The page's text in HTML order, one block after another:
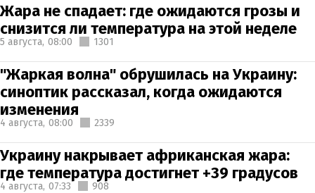
Жара не спадает: где ожидаются грозы и
снизится ли температура на этой неделе
5 августа, 08:00 1301
"Жаркая волна" обрушилась на Украину:
синоптик рассказал, когда ожидаются
изменения
4 августа, 08:00 2339
Украину накрывает африканская жара:
где температура достигнет +39 градусов
4 августа, 07:33 908